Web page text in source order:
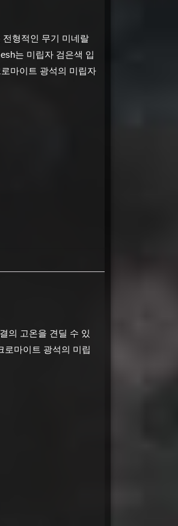
형적인 무기 미네랄
는 미립자 검은색 입
마이트 광석의 미립자
의 고온을 견딜 수 있
로마이트 광석의 미립